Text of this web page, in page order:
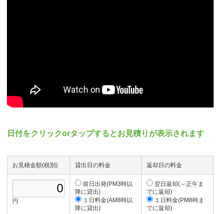
日付をクリックorタップするとお見積りが表示されます
お見積金額(税別) 貸出日の料金 返却日の料金
円
前日出発(PM3時以
降に貸出)
１日料金(AM8時以
降に貸出)
翌日返却(～正午ま
でに返却)
１日料金(PM8時ま
でに返却)